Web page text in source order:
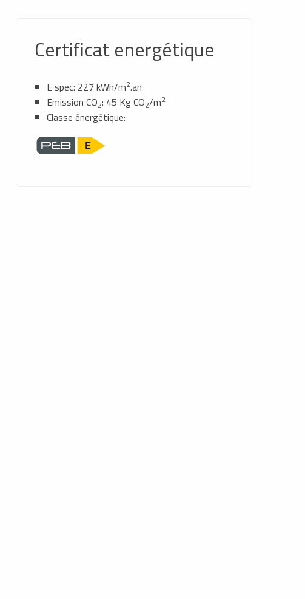
Certificat energétique
E spec: 227 kWh/m2.an
Emission CO2: 45 Kg CO2/m2
Classe énergétique: